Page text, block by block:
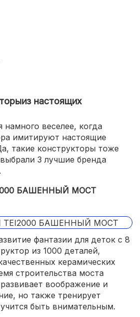
птиц в комплекте;
досуга всей семьи.
настоящих
намного веселее, когда
имитируют настоящие
такие конструкторы тоже
3 лучшие бренда
БАШЕННЫЙ МОСТ
фантазии для деток с 8
из 1000 деталей,
керамических
строительства моста
воображение и
но также тренирует
быть внимательным.